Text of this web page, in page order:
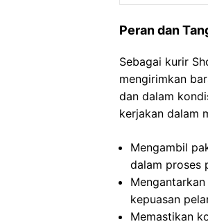
Peran dan
Sebagai kurir
mengirimkan
dan dalam
kerjakan dalam
Mengambil
dalam proses
kepuasan
Memastikan